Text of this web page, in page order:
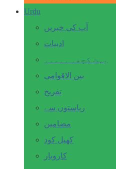
Urdu
آپ کی خبریں
ادبیات
بہت کچھ۔ ۔۔۔۔۔
بین الاقوامی
تفریح
ریاستوں سے
مضامین
کھیل کود
کاروبار